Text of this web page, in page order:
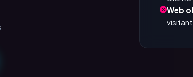
que